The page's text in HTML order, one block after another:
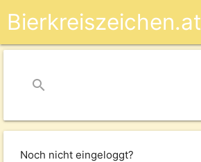
Bierkreiszeichen.at
search
Noch nicht eingeloggt?